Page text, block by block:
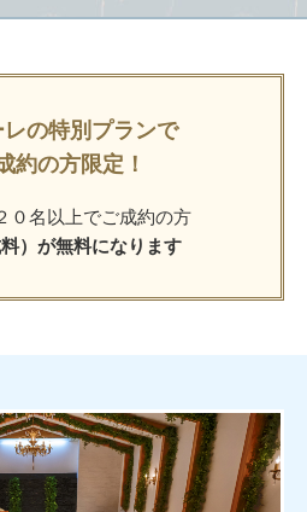
の特別プランで
約の方限定！
０名以上でご成約の方
）が無料になります